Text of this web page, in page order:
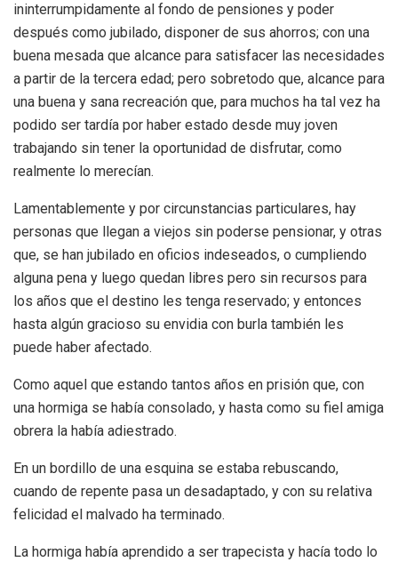
ininterrumpidamente al fondo de pensiones y poder
después como jubilado, disponer de sus ahorros; con una
buena mesada que alcance para satisfacer las necesidades
a partir de la tercera edad; pero sobretodo que, alcance para
una buena y sana recreación que, para muchos ha tal vez ha
podido ser tardía por haber estado desde muy joven
trabajando sin tener la oportunidad de disfrutar, como
realmente lo merecían.
Lamentablemente y por circunstancias particulares, hay
personas que llegan a viejos sin poderse pensionar, y otras
que, se han jubilado en oficios indeseados, o cumpliendo
alguna pena y luego quedan libres pero sin recursos para
los años que el destino les tenga reservado; y entonces
hasta algún gracioso su envidia con burla también les
puede haber afectado.
Como aquel que estando tantos años en prisión que, con
una hormiga se había consolado, y hasta como su fiel amiga
obrera la había adiestrado.
En un bordillo de una esquina se estaba rebuscando,
cuando de repente pasa un desadaptado, y con su relativa
felicidad el malvado ha terminado.
La hormiga había aprendido a ser trapecista y hacía todo lo